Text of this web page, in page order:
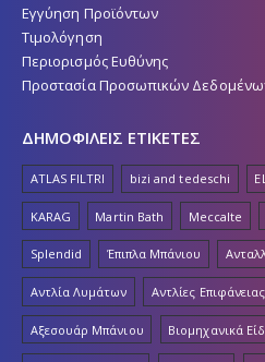
Εγγύηση Προϊόντων
Τιμολόγηση
Περιορισμός Ευθύνης
Προστασία Προσωπικών
ΔΗΜΟΦΙΛΕΙΣ ΕΤΙΚΕΤΕΣ
ATLAS FILTRI bizi and tedeschi
KARAG Martin Bath Meccalte
Splendid Έπιπλα Μπάνιου
Αντλία Λυμάτων Αντλίες Επιφάνειας
Αξεσουάρ Μπάνιου Βιομηχανικά